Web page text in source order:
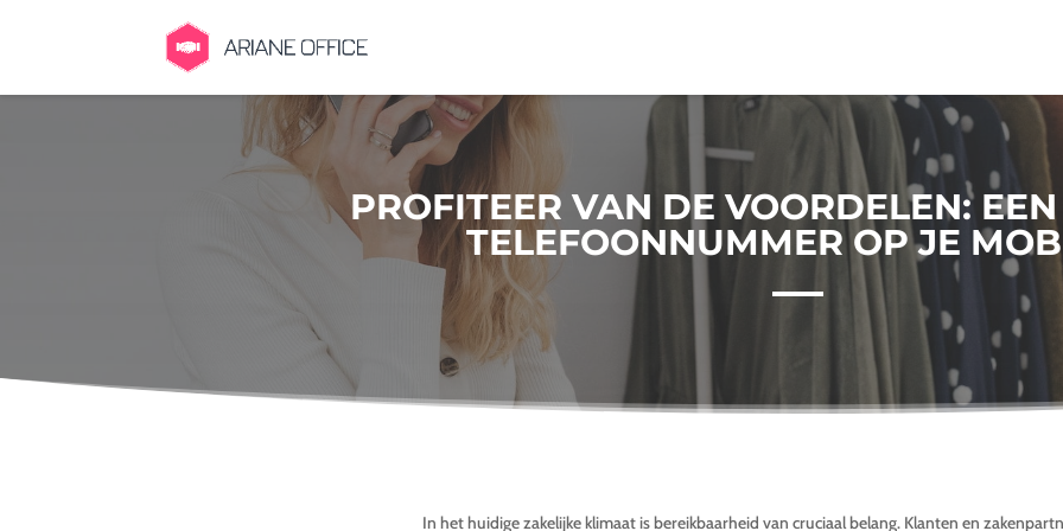
PROFITEER VAN DE VOORDELEN:
TELEFOONNUMMER OP JE
In het huidige zakelijke klimaat is bereikbaarheid van cruciaal belang. Klanten en